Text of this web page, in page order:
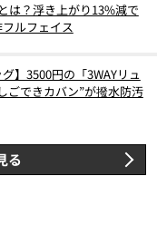
は？浮き上がり13%減で
ルフェイス
】3500円の「3WAYリュ
ごできカバン”が撥水防汚
る